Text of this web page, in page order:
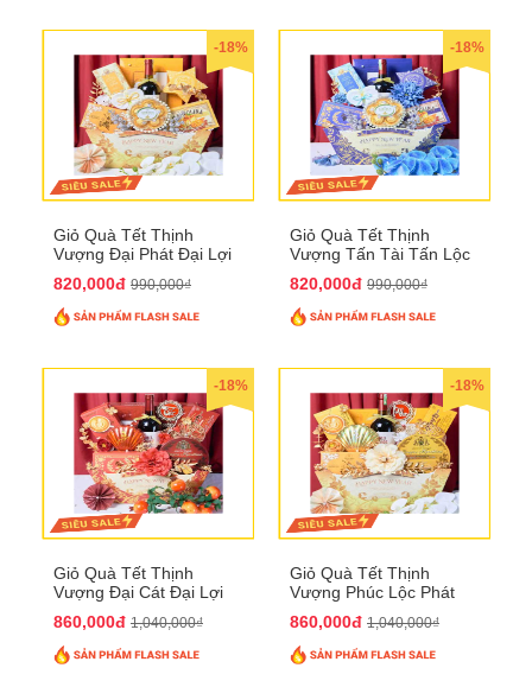
-18%
Giỏ Quà Tết Thịnh
Vượng Đại Phát Đại Lợi
820,000đ 990,000₫
-18%
Giỏ Quà Tết Thịnh
Vượng Tấn Tài Tấn Lộc
820,000đ 990,000₫
-18%
Giỏ Quà Tết Thịnh
Vượng Đại Cát Đại Lợi
860,000đ 1,040,000₫
-18%
Giỏ Quà Tết Thịnh
Vượng Phúc Lộc Phát
860,000đ 1,040,000₫